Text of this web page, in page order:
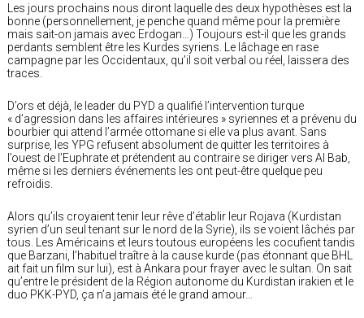
Les jours prochains nous diront laquelle des deux hypothèses est la
bonne (personnellement, je penche quand même pour la première
mais sait-on jamais avec Erdogan…) Toujours est-il que les grands
perdants semblent être les Kurdes syriens. Le lâchage en rase
campagne par les Occidentaux, qu’il soit verbal ou réel, laissera des
traces.
D’ors et déjà, le leader du PYD a qualifié l’intervention turque
« d’agression dans les affaires intérieures » syriennes et a prévenu du
bourbier qui attend l’armée ottomane si elle va plus avant. Sans
surprise, les YPG refusent absolument de quitter les territoires à
l’ouest de l’Euphrate et prétendent au contraire se diriger vers Al Bab,
même si les derniers événements les ont peut-être quelque peu
refroidis.
Alors qu’ils croyaient tenir leur rêve d’établir leur Rojava (Kurdistan
syrien d’un seul tenant sur le nord de la Syrie), ils se voient lâchés par
tous. Les Américains et leurs toutous européens les cocufient tandis
que Barzani, l’habituel traître à la cause kurde (pas étonnant que BHL
ait fait un film sur lui), est à Ankara pour frayer avec le sultan. On sait
qu’entre le président de la Région autonome du Kurdistan irakien et le
duo PKK-PYD, ça n’a jamais été le grand amour…